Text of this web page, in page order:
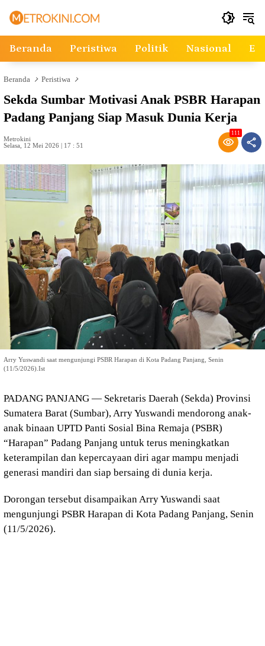
Beranda Peristiwa Politik Nasional
Beranda Peristiwa
Sekda Sumbar Motivasi Anak PSBR Harapan
Padang Panjang Siap Masuk Dunia Kerja
Metrokini
Selasa, 12 Mei 2026 | 17 : 51
111
Arry Yuswandi saat mengunjungi PSBR Harapan di Kota Padang Panjang, Senin
(11/5/2026).Ist
PADANG PANJANG — Sekretaris Daerah (Sekda) Provinsi
Sumatera Barat (Sumbar), Arry Yuswandi mendorong anak-
anak binaan UPTD Panti Sosial Bina Remaja (PSBR)
“Harapan” Padang Panjang untuk terus meningkatkan
keterampilan dan kepercayaan diri agar mampu menjadi
generasi mandiri dan siap bersaing di dunia kerja.
Dorongan tersebut disampaikan Arry Yuswandi saat
mengunjungi PSBR Harapan di Kota Padang Panjang, Senin
(11/5/2026).